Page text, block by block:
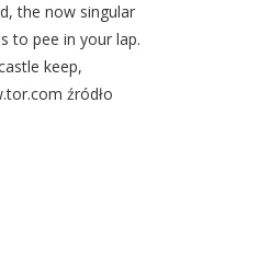
the now singular
to pee in your lap.
keep,
źródło